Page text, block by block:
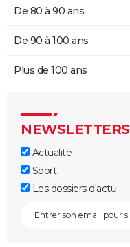
De 80 à 90 ans
De 90 à 100 ans
Plus de 100 ans
NEWSLETTERS
Actualité
Sport
Les dossiers d'actu